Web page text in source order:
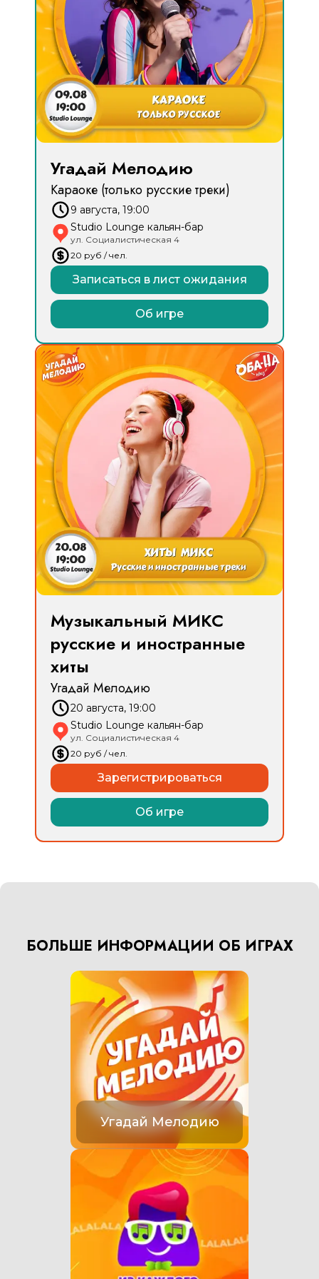
Угадай Мелодию
Караоке (только русские треки)
9 августа, 19:00
Studio Lounge кальян-бар
ул. Социалистическая 4
20 руб / чел.
Записаться в лист ожидания
Об игре
Музыкальный МИКС
русские и иностранные
хиты
Угадай Мелодию
20 августа, 19:00
Studio Lounge кальян-бар
ул. Социалистическая 4
20 руб / чел.
Зарегистрироваться
Об игре
БОЛЬШЕ ИНФОРМАЦИИ ОБ ИГРАХ
Угадай Мелодию